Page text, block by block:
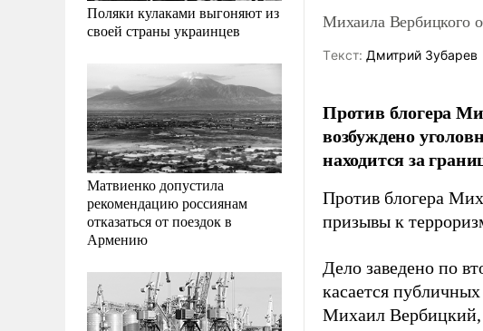
Поляки кулаками выгоняют из
своей страны украинцев
Матвиенко допустила
рекомендацию россиянам
отказаться от поездок в
Армению
Михаила Вербицкого
Tекст: Дмитрий Зубарев
Против блогера
возбуждено
находится за
Против блогера
призывы к
Дело заведено по
касается
Михаил Вербицкий,